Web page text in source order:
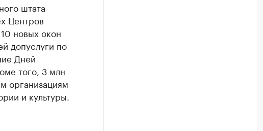
штата
Центров
новых окон
допуслуги по
Дней
того, 3 млн
организациям
и культуры.